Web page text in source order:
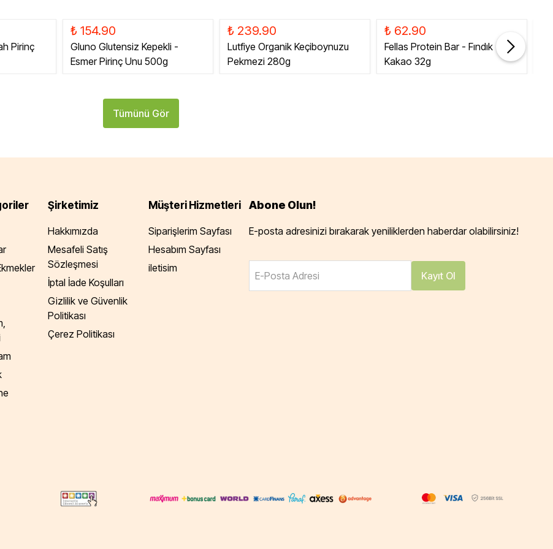
Pirinç
₺ 154.90
Gluno Glutensiz Kepekli -
Esmer Pirinç Unu 500g
₺ 239.90
Lutfiye Organik Keçiboynuzu
Pekmezi 280g
₺ 62.90
Fellas Protein Bar - Fındık
Kakao 32g
Tümünü Gör
Şirketimiz
Hakkımızda
Mesafeli Satış
Sözleşmesi
İptal İade Koşulları
Gizlilik ve Güvenlik
Politikası
Çerez Politikası
Müşteri Hizmetleri
Siparişlerim Sayfası
Hesabım Sayfası
iletisim
Abone Olun!
E-posta adresinizi bırakarak yeniliklerden haberdar olabilirsiniz!
E-Posta Adresi Kayıt Ol